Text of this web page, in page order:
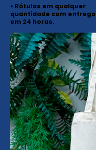
• Rótulos em qualquer
quantidade com entrega
em 24 horas.